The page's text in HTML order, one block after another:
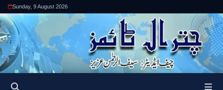
Sunday, 9 August 2026